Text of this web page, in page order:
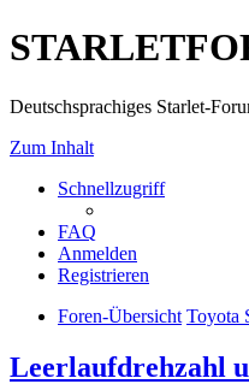
Deutschsprachiges Starlet-
Zum Inhalt
Schnellzugriff
FAQ
Anmelden
Registrieren
Foren-Übersicht Toyota
Leerlaufdrehzahl